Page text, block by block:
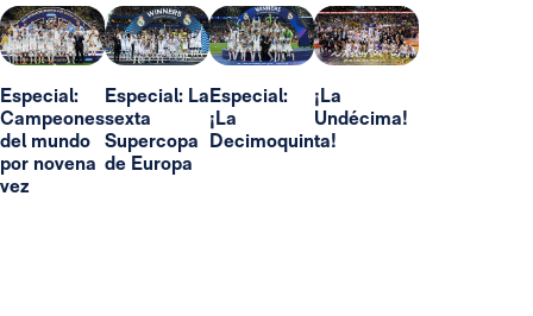
Especial:
Campeones
del mundo
por novena
vez
Especial: La
sexta
Supercopa
de Europa
Especial:
¡La
Decimoquinta!
¡La
Undécima!